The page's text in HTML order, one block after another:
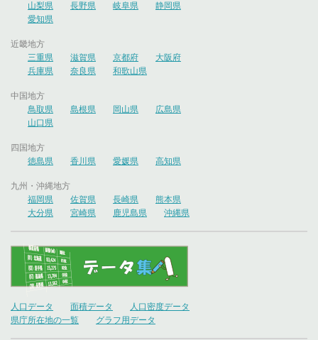
山梨県
長野県 岐阜県
静岡県
愛知県
近畿地方
三重県
滋賀県 京都府
大阪府
兵庫県
奈良県 和歌山県
中国地方
鳥取県
島根県 岡山県
広島県
山口県
四国地方
徳島県
香川県 愛媛県 高知県
九州・沖縄地方
福岡県
佐賀県 長崎県
熊本県
大分県
宮崎県 鹿児島県 沖縄県
人口データ 面積データ
人口密度データ
県庁所在地の一覧
グラフ用データ